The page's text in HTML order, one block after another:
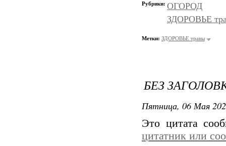
Рубрики: ОГОРОД
ЗДОРОВЬЕ
Метки: ЗДОРОВЬЕ травы
БЕЗ
Пятница, 06 Мая
Это цитата
цитатник или